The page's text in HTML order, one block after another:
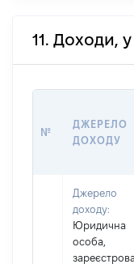
11. Доходи,
№
ДЖЕРЕЛО
ДОХОДУ
Джерело
доходу:
Юридична
особа,